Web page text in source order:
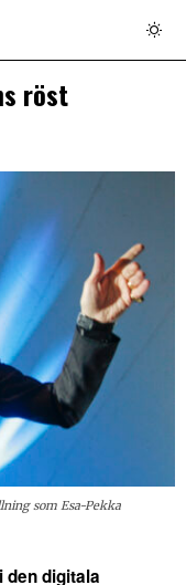
röst
som Esa-Pekka
den digitala